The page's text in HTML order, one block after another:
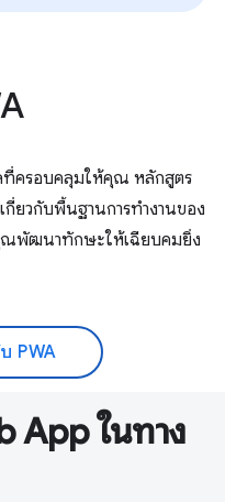
ที่ครอบคลุมให้คุณ หลักสูตร
ยวกับพื้นฐานการทำงานของ
ณพัฒนาทักษะให้เฉียบคมยิ่ง
PWA
App ในทาง